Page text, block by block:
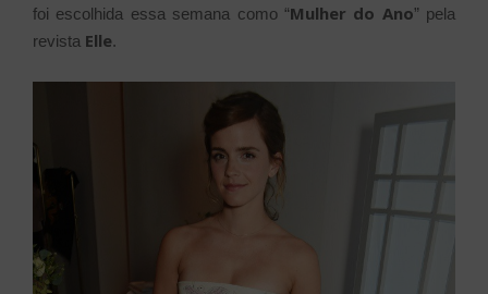
foi escolhida essa semana como “Mulher do Ano” pela
revista Elle.